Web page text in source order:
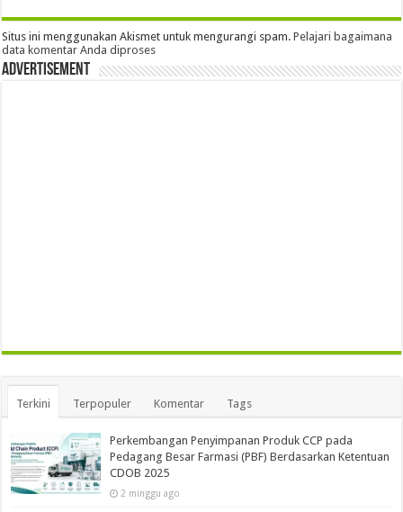
Situs ini menggunakan Akismet untuk mengurangi spam.Pelajari bagaimana
data komentar Anda diproses
Advertisement
Terkini Terpopuler Komentar Tags
Perkembangan Penyimpanan Produk CCP pada
Pedagang Besar Farmasi (PBF) Berdasarkan Ketentuan
CDOB 2025
2 minggu ago